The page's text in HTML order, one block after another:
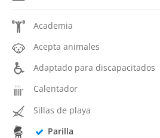
Academia
Acepta animales
Adaptado para discapacitados
Calentador
Sillas de playa
Parilla